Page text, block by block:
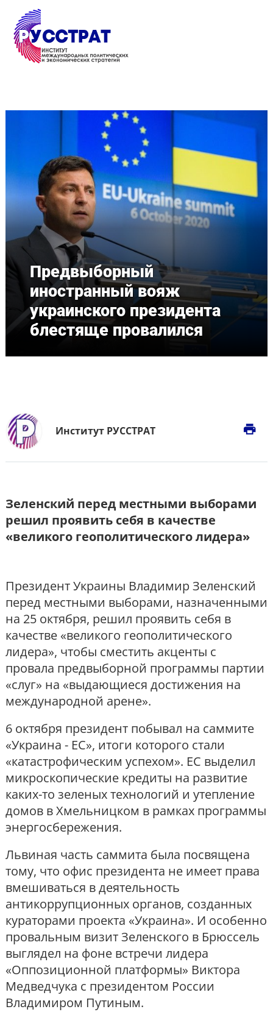
Перейти к основному содержанию
Предвыборный
иностранный вояж
украинского президента
блестяще провалился
Институт РУССТРАТ print
Зеленский перед местными выборами
решил проявить себя в качестве
«великого геополитического лидера»
Президент Украины Владимир Зеленский
перед местными выборами, назначенными
на 25 октября, решил проявить себя в
качестве «великого геополитического
лидера», чтобы сместить акценты с
провала предвыборной программы партии
«слуг» на «выдающиеся достижения на
международной арене».
6 октября президент побывал на саммите
«Украина - ЕС», итоги которого стали
«катастрофическим успехом». ЕС выделил
микроскопические кредиты на развитие
каких-то зеленых технологий и утепление
домов в Хмельницком в рамках программы
энергосбережения.
Львиная часть саммита была посвящена
тому, что офис президента не имеет права
вмешиваться в деятельность
антикоррупционных органов, созданных
кураторами проекта «Украина». И особенно
провальным визит Зеленского в Брюссель
выглядел на фоне встречи лидера
«Оппозиционной платформы» Виктора
Медведчука с президентом России
Владимиром Путиным.